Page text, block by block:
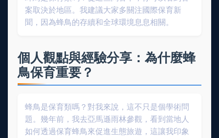
案取決於地區。我建議大家多關注國際保育新
聞，因為蜂鳥的存續和全球環境息息相關。
個人觀點與經驗分享：為什麼蜂
鳥保育重要？
蜂鳥是保育類嗎？對我來說，這不只是個學術問
題。幾年前，我去亞馬遜雨林參觀，看到當地人
如何透過保育蜂鳥來促進生態旅遊，這讓我印象